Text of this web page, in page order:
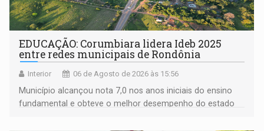
EDUCAÇÃO: Corumbiara lidera Ideb 2025
entre redes municipais de Rondônia
Interior 06 de Agosto de 2026 às 15:56
Município alcançou nota 7,0 nos anos iniciais do ensino
fundamental e obteve o melhor desempenho do estado